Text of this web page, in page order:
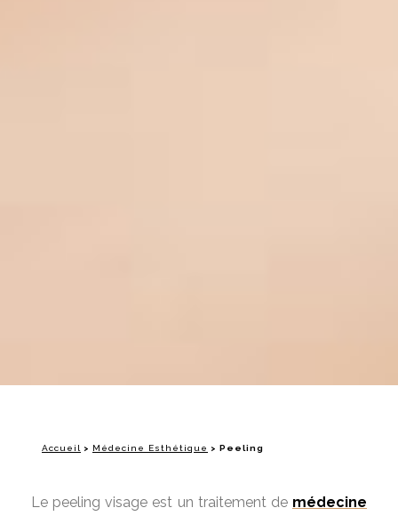
Accueil > Médecine Esthétique > Peeling
Le peeling visage est un traitement de médecine